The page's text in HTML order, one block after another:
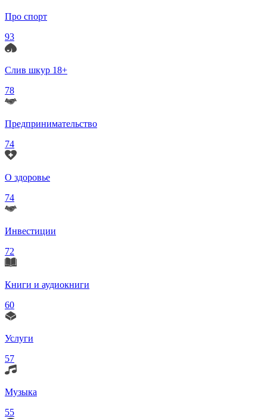
Про спорт
93
Слив шкур 18+
78
Предпринимательство
74
О здоровье
74
Инвестиции
72
Книги и аудиокниги
60
Услуги
57
Музыка
55